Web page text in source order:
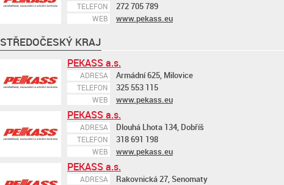
TELEFON 272 705 789
WEB www.pekass.eu
STŘEDOČESKÝ KRAJ
PEKASS a.s.
ADRESA Armádní 625, Milovice
TELEFON 325 553 115
WEB www.pekass.eu
PEKASS a.s.
ADRESA Dlouhá Lhota 134, Dobříš
TELEFON 318 691 198
WEB www.pekass.eu
PEKASS a.s.
ADRESA Rakovnická 27, Senomaty